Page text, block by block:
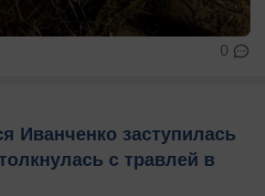
0
Иванченко заступилась
с травлей в